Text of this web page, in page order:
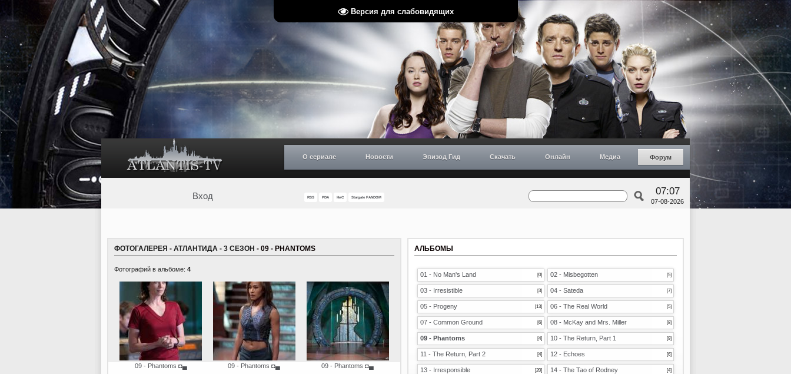
Версия для слабовидящих
О сериале Новости Эпизод Гид Скачать Онлайн Медиа Форум
Вход RSS PDA НиС Stargate FANDOM
07:07
07-08-2026
ФОТОГАЛЕРЕЯ - АТЛАНТИДА - 3 СЕЗОН - 09 - PHANTOMS
Фотографий в альбоме: 4
09 - Phantoms ◘▄ 09 - Phantoms ◘▄ 09 - Phantoms ◘▄
АЛЬБОМЫ
01 - No Man's Land [0] 02 - Misbegotten [5]
03 - Irresistible [3] 04 - Sateda [7]
05 - Progeny [13] 06 - The Real World [5]
07 - Common Ground [6] 08 - McKay and Mrs. Miller [8]
09 - Phantoms [4] 10 - The Return, Part 1 [9]
11 - The Return, Part 2 [4] 12 - Echoes [6]
13 - Irresponsible [20] 14 - The Tao of Rodney [4]